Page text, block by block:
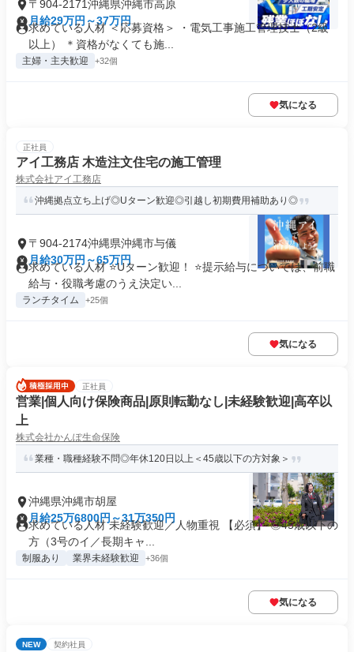
〒904-2171沖縄県沖縄市高原
月給29万円～37万円
求めている人材 ＜応募資格＞ ・電気工事施工管理技士（2級
以上） ＊資格がなくても施...
主婦・主夫歓迎 +32個
気になる
正社員
アイ工務店 木造注文住宅の施工管理
株式会社アイ工務店
沖縄拠点立ち上げ◎Uターン歓迎◎引越し初期費用補助あり◎
〒904-2174沖縄県沖縄市与儀
月給30万円～65万円
求めている人材 ⭐Uターン歓迎！ ⭐提示給与については、前職
給与・役職考慮のうえ決定い...
ランチタイム +25個
気になる
正社員
営業|個人向け保険商品|原則転勤なし|未経験歓迎|高卒以
上
株式会社かんぽ生命保険
業種・職種経験不問◎年休120日以上＜45歳以下の方対象＞
沖縄県沖縄市胡屋
月給25万6800円～31万350円
求めている人材 未経験歓迎／人物重視 【必須】 ◎45歳以下の
方（3号のイ／長期キャ...
制服あり 業界未経験歓迎 +36個
気になる
NEW 契約社員